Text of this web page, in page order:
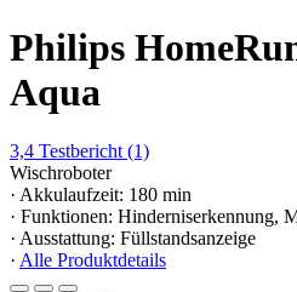
Philips
Aqua
3,4 Testbericht (1)
Wischroboter
· Akkulaufzeit: 180 min
· Funktionen: Hinderniserkennung,
· Ausstattung: Füllstandsanzeige
· Alle Produktdetails